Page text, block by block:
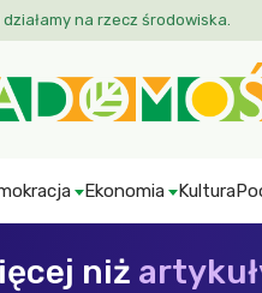
na rzecz środowiska.
Ekonomia Kultura
niż